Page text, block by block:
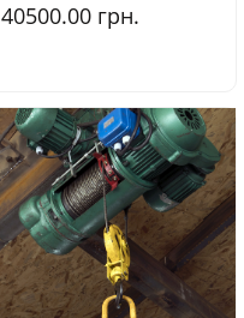
40500.00 грн.